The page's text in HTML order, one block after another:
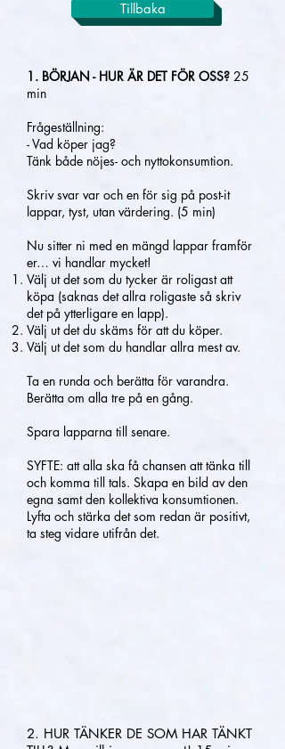
Tillbaka
1. BÖRJAN - HUR ÄR DET FÖR OSS? 25
min
Frågeställning:
- Vad köper jag?
Tänk både nöjes- och nyttokonsumtion.
Skriv svar var och en för sig på post-it
lappar, tyst, utan värdering. (5 min)
Nu sitter ni med en mängd lappar framför
er… vi handlar mycket!
Välj ut det som du tycker är roligast att
köpa (saknas det allra roligaste så skriv
det på ytterligare en lapp).
Välj ut det du skäms för att du köper.
Välj ut det som du handlar allra mest av.
Ta en runda och berätta för varandra.
Berätta om alla tre på en gång.
Spara lapparna till senare.
SYFTE: att alla ska få chansen att tänka till
och komma till tals. Skapa en bild av den
egna samt den kollektiva konsumtionen.
Lyfta och stärka det som redan är positivt,
ta steg vidare utifrån det.
2. HUR TÄNKER DE SOM HAR TÄNKT